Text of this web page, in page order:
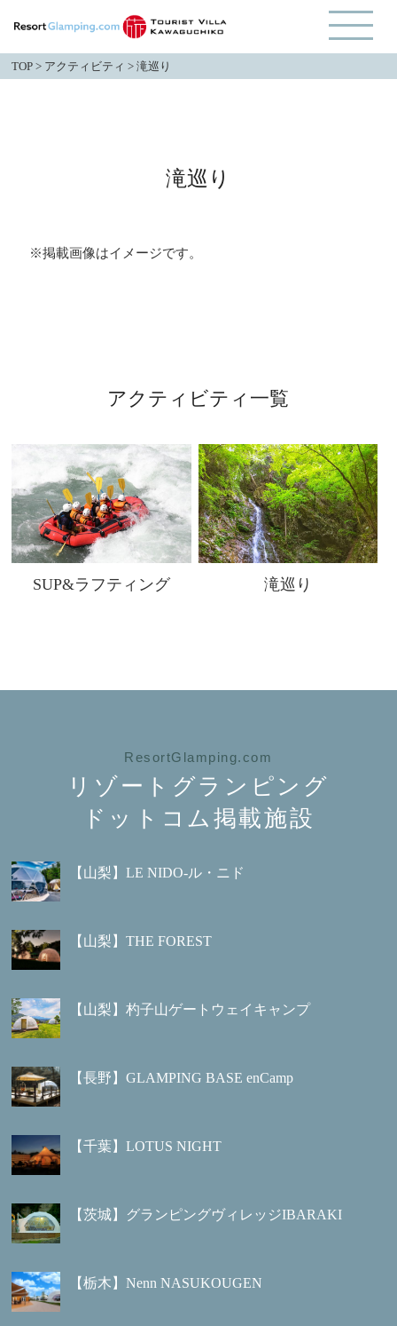
TOP > アクティビティ >滝巡り
滝巡り
※掲載画像はイメージです。
アクティビティ一覧
SUP&ラフティング 滝巡り
ResortGlamping.com
リゾートグランピング
ドットコム掲載施設
【山梨】LE NIDO-ル・ニド
【山梨】THE FOREST
【山梨】杓子山ゲートウェイキャンプ
【長野】GLAMPING BASE enCamp
【千葉】LOTUS NIGHT
【茨城】グランピングヴィレッジIBARAKI
【栃木】Nenn NASUKOUGEN